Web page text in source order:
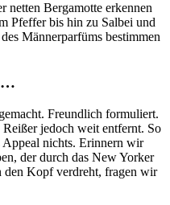
netten Bergamotte erkennen
Pfeffer bis hin zu Salbei und
Männerparfüms bestimmen
…
Freundlich formuliert.
jedoch weit entfernt. So
nichts. Erinnern wir
der durch das New Yorker
Kopf verdreht, fragen wir